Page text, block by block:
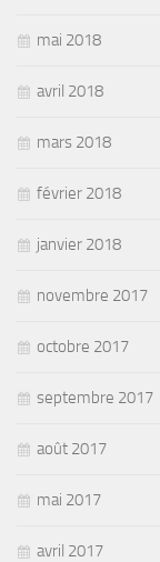
mai 2018
avril 2018
mars 2018
février 2018
janvier 2018
novembre 2017
octobre 2017
septembre 2017
août 2017
mai 2017
avril 2017